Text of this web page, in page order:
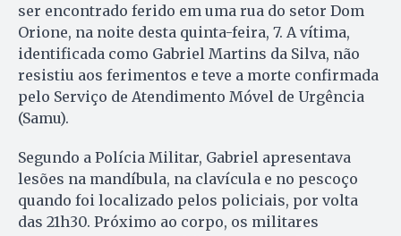
ser encontrado ferido em uma rua do setor Dom
Orione, na noite desta quinta-feira, 7. A vítima,
identificada como Gabriel Martins da Silva, não
resistiu aos ferimentos e teve a morte confirmada
pelo Serviço de Atendimento Móvel de Urgência
(Samu).
Segundo a Polícia Militar, Gabriel apresentava
lesões na mandíbula, na clavícula e no pescoço
quando foi localizado pelos policiais, por volta
das 21h30. Próximo ao corpo, os militares